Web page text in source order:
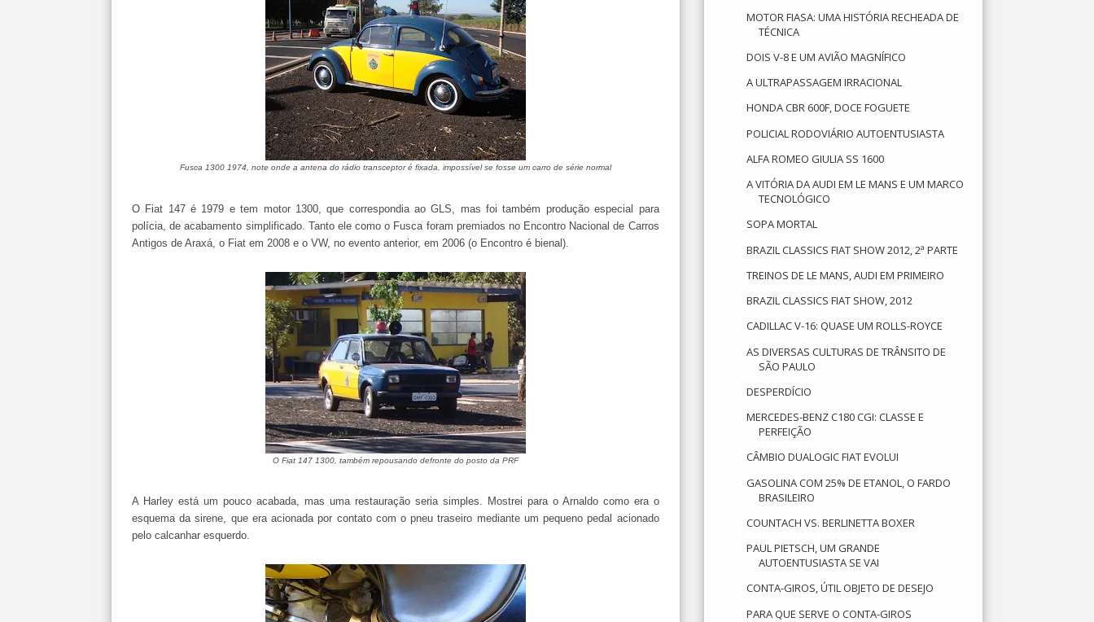
Fusca 1300 1974, note onde a antena do rádio transceptor é fixada, impossível se fosse um carro de série normal
O Fiat 147 é 1979 e tem motor 1300, que correspondia ao GLS, mas foi também produção especial para
polícia, de acabamento simplificado. Tanto ele como o Fusca foram premiados no Encontro Nacional de Carros
Antigos de Araxá, o Fiat em 2008 e o VW, no evento anterior, em 2006 (o Encontro é bienal).
O Fiat 147 1300, também repousando defronte do posto da PRF
A Harley está um pouco acabada, mas uma restauração seria simples. Mostrei para o Arnaldo como era o
esquema da sirene, que era acionada por contato com o pneu traseiro mediante um pequeno pedal acionado
pelo calcanhar esquerdo.
MOTOR FIASA: UMA HISTÓRIA RECHEADA DE
TÉCNICA
DOIS V-8 E UM AVIÃO MAGNÍFICO
A ULTRAPASSAGEM IRRACIONAL
HONDA CBR 600F, DOCE FOGUETE
POLICIAL RODOVIÁRIO AUTOENTUSIASTA
ALFA ROMEO GIULIA SS 1600
A VITÓRIA DA AUDI EM LE MANS E UM MARCO
TECNOLÓGICO
SOPA MORTAL
BRAZIL CLASSICS FIAT SHOW 2012, 2ª PARTE
TREINOS DE LE MANS, AUDI EM PRIMEIRO
BRAZIL CLASSICS FIAT SHOW, 2012
CADILLAC V-16: QUASE UM ROLLS-ROYCE
AS DIVERSAS CULTURAS DE TRÂNSITO DE
SÃO PAULO
DESPERDÍCIO
MERCEDES-BENZ C180 CGI: CLASSE E
PERFEIÇÃO
CÂMBIO DUALOGIC FIAT EVOLUI
GASOLINA COM 25% DE ETANOL, O FARDO
BRASILEIRO
COUNTACH VS. BERLINETTA BOXER
PAUL PIETSCH, UM GRANDE
AUTOENTUSIASTA SE VAI
CONTA-GIROS, ÚTIL OBJETO DE DESEJO
PARA QUE SERVE O CONTA-GIROS